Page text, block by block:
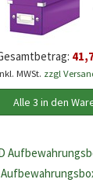
MWSt. zzgl
Alle 3 in den